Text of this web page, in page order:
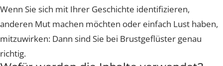
Diese Community richtet sich ausschliesslich an
Patientinnen der Lucerne Clinic, die eine
hinter sich haben.
Wenn Sie sich mit Ihrer Geschichte identifizieren,